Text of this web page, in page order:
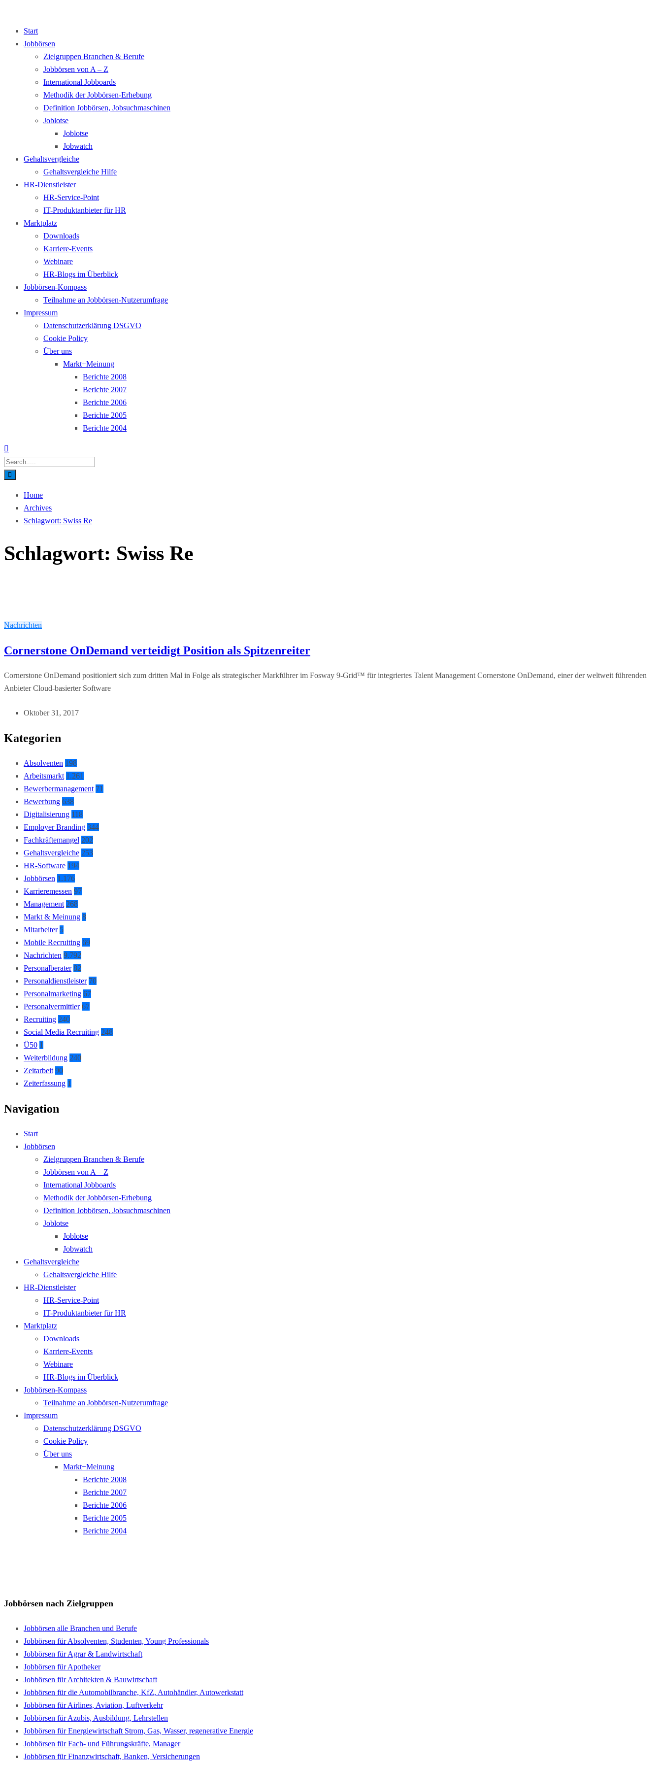
Start
Jobbörsen
Zielgruppen Branchen & Berufe
Jobbörsen von A – Z
International Jobboards
Methodik der Jobbörsen-Erhebung
Definition Jobbörsen, Jobsuchmaschinen
Joblotse
Joblotse
Jobwatch
Gehaltsvergleiche
Gehaltsvergleiche Hilfe
HR-Dienstleister
HR-Service-Point
IT-Produktanbieter für HR
Marktplatz
Downloads
Karriere-Events
Webinare
HR-Blogs im Überblick
Jobbörsen-Kompass
Teilnahme an Jobbörsen-Nutzerumfrage
Impressum
Datenschutzerklärung DSGVO
Cookie Policy
Über uns
Markt+Meinung
Berichte 2008
Berichte 2007
Berichte 2006
Berichte 2005
Berichte 2004
Home
Archives
Schlagwort: Swiss Re
Schlagwort: Swiss Re
Nachrichten
Cornerstone OnDemand verteidigt Position als Spitzenreiter
Cornerstone OnDemand positioniert sich zum dritten Mal in Folge als strategischer Markführer im Fosway 9-Grid™ für integriertes Talent Management Cornerstone OnDemand, einer der weltweit führenden
Anbieter Cloud-basierter Software
Oktober 31, 2017
Kategorien
Absolventen 198
Arbeitsmarkt 1.261
Bewerbermanagement 71
Bewerbung 638
Digitalisierung 118
Employer Branding 344
Fachkräftemangel 202
Gehaltsvergleiche 253
HR-Software 194
Jobbörsen 1.176
Karrieremessen 97
Management 268
Markt & Meinung 8
Mitarbeiter 5
Mobile Recruiting 69
Nachrichten 9.792
Personalberater 82
Personaldienstleister 70
Personalmarketing 67
Personalvermittler 67
Recruiting 240
Social Media Recruiting 248
Ü50 1
Weiterbildung 240
Zeitarbeit 90
Zeiterfassung 1
Navigation
Start
Jobbörsen
Zielgruppen Branchen & Berufe
Jobbörsen von A – Z
International Jobboards
Methodik der Jobbörsen-Erhebung
Definition Jobbörsen, Jobsuchmaschinen
Joblotse
Joblotse
Jobwatch
Gehaltsvergleiche
Gehaltsvergleiche Hilfe
HR-Dienstleister
HR-Service-Point
IT-Produktanbieter für HR
Marktplatz
Downloads
Karriere-Events
Webinare
HR-Blogs im Überblick
Jobbörsen-Kompass
Teilnahme an Jobbörsen-Nutzerumfrage
Impressum
Datenschutzerklärung DSGVO
Cookie Policy
Über uns
Markt+Meinung
Berichte 2008
Berichte 2007
Berichte 2006
Berichte 2005
Berichte 2004
Jobbörsen nach Zielgruppen
Jobbörsen alle Branchen und Berufe
Jobbörsen für Absolventen, Studenten, Young Professionals
Jobbörsen für Agrar & Landwirtschaft
Jobbörsen für Apotheker
Jobbörsen für Architekten & Bauwirtschaft
Jobbörsen für die Automobilbranche, KfZ, Autohändler, Autowerkstatt
Jobbörsen für Airlines, Aviation, Luftverkehr
Jobbörsen für Azubis, Ausbildung, Lehrstellen
Jobbörsen für Energiewirtschaft Strom, Gas, Wasser, regenerative Energie
Jobbörsen für Fach- und Führungskräfte, Manager
Jobbörsen für Finanzwirtschaft, Banken, Versicherungen